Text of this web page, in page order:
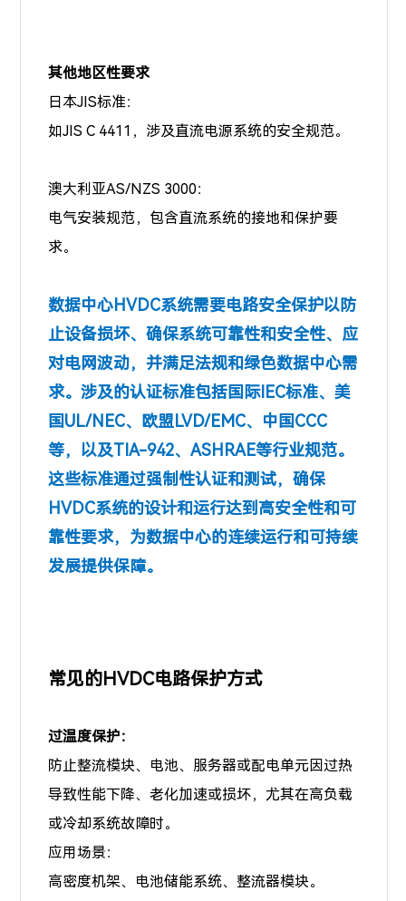
其他地区性要求
日本JIS标准：
如JIS C 4411，涉及直流电源系统的安全规范。
澳大利亚AS/NZS 3000：
电气安装规范，包含直流系统的接地和保护要
求。
数据中心HVDC系统需要电路安全保护以防
止设备损坏、确保系统可靠性和安全性、应
对电网波动，并满足法规和绿色数据中心需
求。涉及的认证标准包括国际IEC标准、美
国UL/NEC、欧盟LVD/EMC、中国CCC
等，以及TIA-942、ASHRAE等行业规范。
这些标准通过强制性认证和测试，确保
HVDC系统的设计和运行达到高安全性和可
靠性要求，为数据中心的连续运行和可持续
发展提供保障。
常见的HVDC电路保护方式
过温度保护：
防止整流模块、电池、服务器或配电单元因过热
导致性能下降、老化加速或损坏，尤其在高负载
或冷却系统故障时。
应用场景：
高密度机架、电池储能系统、整流器模块。